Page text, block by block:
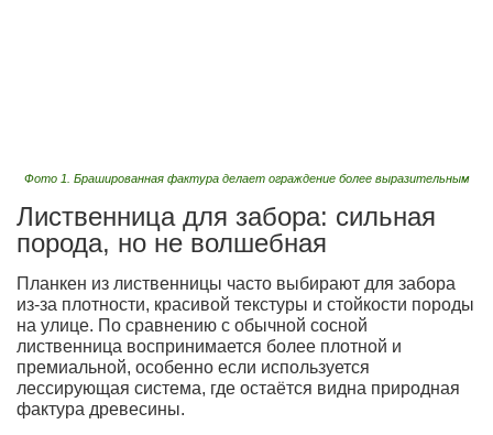
Фото 1. Брашированная фактура делает ограждение более выразительным
Лиственница для забора: сильная
порода, но не волшебная
Планкен из лиственницы часто выбирают для забора
из-за плотности, красивой текстуры и стойкости породы
на улице. По сравнению с обычной сосной
лиственница воспринимается более плотной и
премиальной, особенно если используется
лессирующая система, где остаётся видна природная
фактура древесины.